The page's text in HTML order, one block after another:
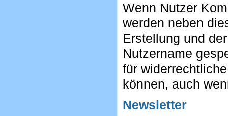
Wenn Nutzer
werden neben
Erstellung und
Nutzername
für
können, auch
Newsletter